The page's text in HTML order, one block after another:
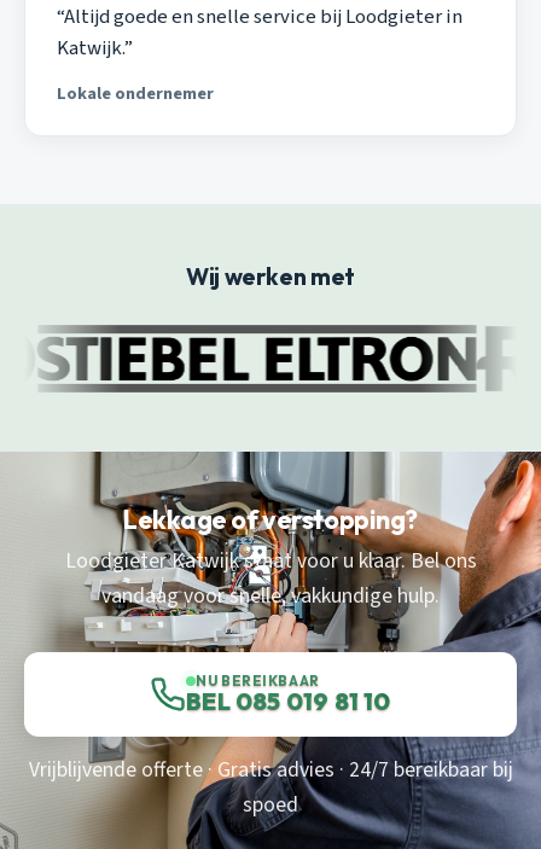
“Altijd goede en snelle service bij Loodgieter in
Katwijk.”
Lokale ondernemer
Wij werken met
Lekkage of verstopping?
Loodgieter Katwijk staat voor u klaar. Bel ons
vandaag voor snelle, vakkundige hulp.
NU BEREIKBAAR
BEL 085 019 81 10
Vrijblijvende offerte · Gratis advies · 24/7 bereikbaar bij
spoed